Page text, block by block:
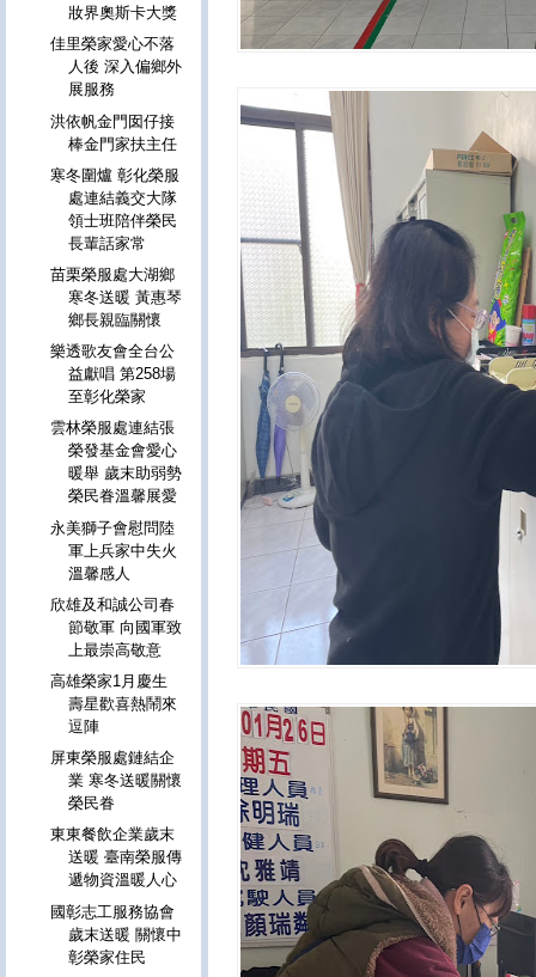
妝界奧斯卡大獎
佳里榮家愛心不落
人後 深入偏鄉外
展服務
洪依帆金門囡仔接
棒金門家扶主任
寒冬圍爐 彰化榮服
處連結義交大隊
領士班陪伴榮民
長輩話家常
苗栗榮服處大湖鄉
寒冬送暖 黃惠琴
鄉長親臨關懷
樂透歌友會全台公
益獻唱 第258場
至彰化榮家
雲林榮服處連結張
榮發基金會愛心
暖舉 歲末助弱勢
榮民眷溫馨展愛
永美獅子會慰問陸
軍上兵家中失火
溫馨感人
欣雄及和誠公司春
節敬軍 向國軍致
上最崇高敬意
高雄榮家1月慶生
壽星歡喜熱鬧來
逗陣
屏東榮服處鏈結企
業 寒冬送暖關懷
榮民眷
東東餐飲企業歲末
送暖 臺南榮服傳
遞物資溫暖人心
國彰志工服務協會
歲末送暖 關懷中
彰榮家住民